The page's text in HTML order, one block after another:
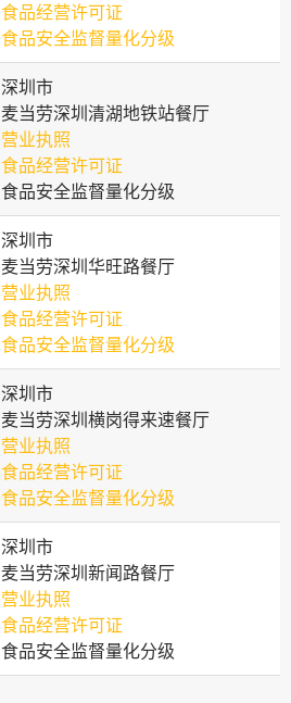
食品经营许可证
食品安全监督量化分级
深圳市
麦当劳深圳清湖地铁站餐厅
营业执照
食品经营许可证
食品安全监督量化分级
深圳市
麦当劳深圳华旺路餐厅
营业执照
食品经营许可证
食品安全监督量化分级
深圳市
麦当劳深圳横岗得来速餐厅
营业执照
食品经营许可证
食品安全监督量化分级
深圳市
麦当劳深圳新闻路餐厅
营业执照
食品经营许可证
食品安全监督量化分级